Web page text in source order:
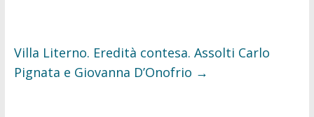
Villa Literno. Eredità contesa. Assolti Carlo
Pignata e Giovanna D’Onofrio →